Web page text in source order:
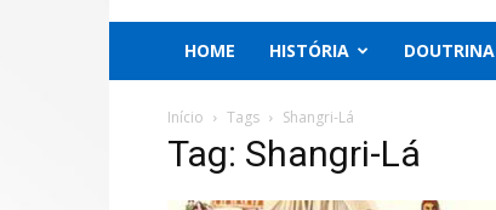
PAI
HOME
HISTÓRIA DOUTRINA
Início Tags Shangri-Lá
Tag: Shangri-Lá